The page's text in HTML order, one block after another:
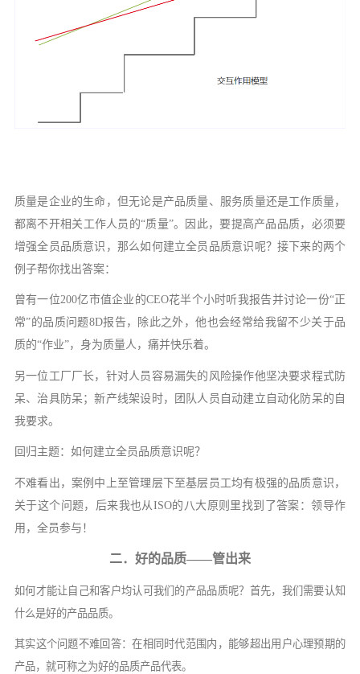
质量是企业的生命，但无论是产品质量、服务质量还是工作质量，
都离不开相关工作人员的“质量”。因此，要提高产品品质，必须要
增强全员品质意识，那么如何建立全员品质意识呢？接下来的两个
例子帮你找出答案：
曾有一位200亿市值企业的CEO花半个小时听我报告并讨论一份“正
常”的品质问题8D报告，除此之外，他也会经常给我留不少关于品
质的“作业”，身为质量人，痛并快乐着。
另一位工厂厂长，针对人员容易漏失的风险操作他坚决要求程式防
呆、治具防呆；新产线架设时，团队人员自动建立自动化防呆的自
我要求。
回归主题：如何建立全员品质意识呢？
不难看出，案例中上至管理层下至基层员工均有极强的品质意识，
关于这个问题，后来我也从 ISO的八大原则里找到了答案：领导作
用，全员参与！
二．好的品质——管出来
如何才能让自己和客户均认可我们的产品品质呢？首先，我们需要认知
什么是好的产品品质。
其实这个问题不难回答：在相同时代范围内，能够超出用户心理预期的
产品，就可称之为好的品质产品代表。